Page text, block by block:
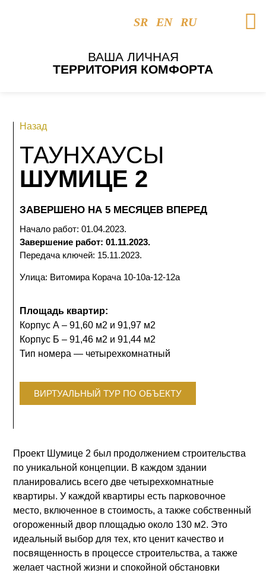
SR EN RU
ВАША ЛИЧНАЯ
ТЕРРИТОРИЯ КОМФОРТА
Назад
ТАУНХАУСЫ
ШУМИЦЕ 2
ЗАВЕРШЕНО НА 5 МЕСЯЦЕВ ВПЕРЕД
Начало работ: 01.04.2023.
Завершение работ: 01.11.2023.
Передача ключей: 15.11.2023.
Улица: Витомира Корача 10-10а-12-12а
Площадь квартир:
Корпус А – 91,60 м2 и 91,97 м2
Корпус Б – 91,46 м2 и 91,44 м2
Тип номера — четырехкомнатный
ВИРТУАЛЬНЫЙ ТУР ПО ОБЪЕКТУ
Проект Шумице 2 был продолжением строительства
по уникальной концепции. В каждом здании
планировались всего две четырехкомнатные
квартиры. У каждой квартиры есть парковочное
место, включенное в стоимость, а также собственный
огороженный двор площадью около 130 м2. Это
идеальный выбор для тех, кто ценит качество и
посвященность в процессе строительства, а также
желает частной жизни и спокойной обстановки